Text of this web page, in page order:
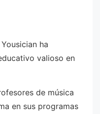
ha
valioso en
de música
en sus programas